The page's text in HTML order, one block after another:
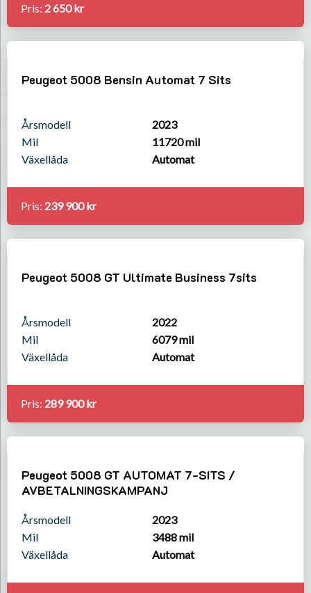
Pris: 2 650 kr
Peugeot 5008 Bensin Automat 7 Sits
Årsmodell
2023
Mil
11720 mil
Växellåda
Automat
Pris: 239 900 kr
Peugeot 5008 GT Ultimate Business 7sits
Årsmodell
2022
Mil
6079 mil
Växellåda
Automat
Pris: 289 900 kr
Peugeot 5008 GT AUTOMAT 7-SITS /
AVBETALNINGSKAMPANJ
Årsmodell
2023
Mil
3488 mil
Växellåda
Automat